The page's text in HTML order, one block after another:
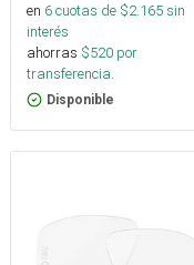
en 6cuotas de $2.165sin
interés
ahorras $520 por
transferencia.
Disponible